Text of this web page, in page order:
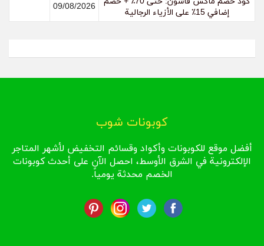
إضافي 15٪ على الأزياء الرجالية
09/08/2026
كوبونات شوب
أفضل موقع للكوبونات وأكواد وقسائم التخفيض لأشهر المتاجر
الإلكترونية في الشرق الأوسط، احصل الآن على أحدث كوبونات
الخصم محدثة يومياً.